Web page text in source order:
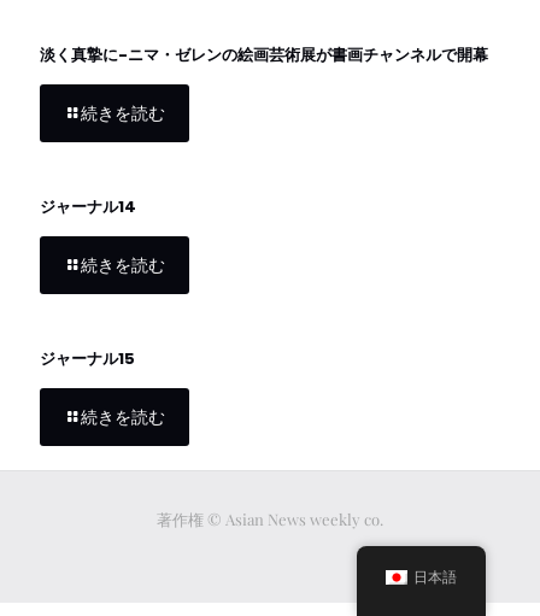
淡く真摯に-ニマ・ゼレンの絵画芸術展が書画チャンネルで開幕
続きを読む
ジャーナル14
続きを読む
ジャーナル15
続きを読む
著作権 © Asian News weekly co.
日本語